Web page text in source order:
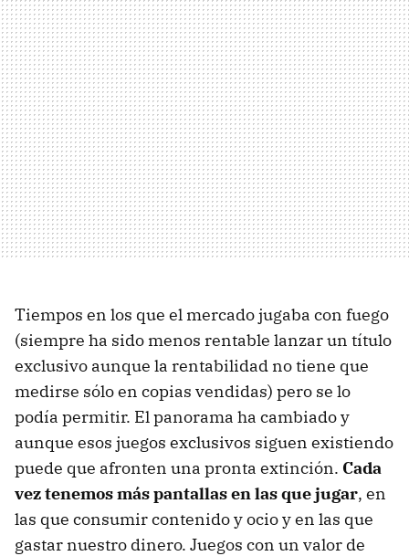
Tiempos en los que el mercado jugaba con fuego
(siempre ha sido menos rentable lanzar un título
exclusivo aunque la rentabilidad no tiene que
medirse sólo en copias vendidas) pero se lo
podía permitir. El panorama ha cambiado y
aunque esos juegos exclusivos siguen existiendo
puede que afronten una pronta extinción. Cada
vez tenemos más pantallas en las que jugar, en
las que consumir contenido y ocio y en las que
gastar nuestro dinero. Juegos con un valor de